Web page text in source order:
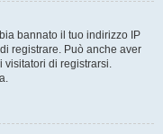
bannato il tuo indirizzo IP
registrare. Può anche aver
visitatori di registrarsi.